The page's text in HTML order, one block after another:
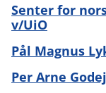
Senter for
v/UiO
Pål Magnus
Per Arne